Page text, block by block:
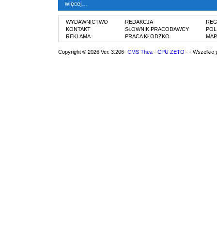
więcej…
WYDAWNICTWO
KONTAKT
REKLAMA
REDAKCJA
SŁOWNIK PRACODAWCY
PRACA KŁODZKO
Copyright © 2026 Ver. 3.206· CMS Thea · CPU ZETO · - Wszelkie